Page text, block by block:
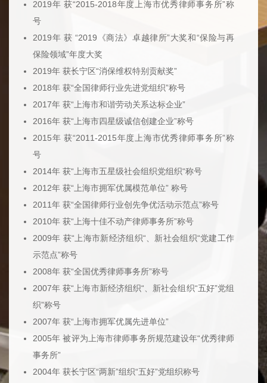
2019年 获“2015-2018年度上海市优秀律师事务所”称
号
2019年 获 “2019《商法》卓越律所”大奖和“保险与再
保险领域”年度大奖
2019年 获长宁区“消保维权特别贡献奖”
2018年 获“全国律师行业先进党组织”称号
2017年 获“上海市和谐劳动关系达标企业”
2016年 获“上海市四星级诚信创建企业”称号
2015年 获“2011-2015年度上海市优秀律师事务所”称
号
2014年 获“上海市五星级社会组织党组织“称号
2012年 获“上海市拥军优属模范单位” 称号
2011年 获“全国律师行业创先争优活动示范点”称号
2010年 获“上海十佳不动产律师事务所”称号
2009年 获“上海市新经济组织“、新社会组织“党建工作
示范点”称号
2008年 获“全国优秀律师事务所”称号
2007年 获“上海市新经济组织“、新社会组织“五好”党组
织”称号
2007年 获“上海市拥军优属先进单位”
2005年 被评为上海市律师事务所规范建设年“优秀律师
事务所”
2004年 获长宁区“两新”组织“五好”党组织称号